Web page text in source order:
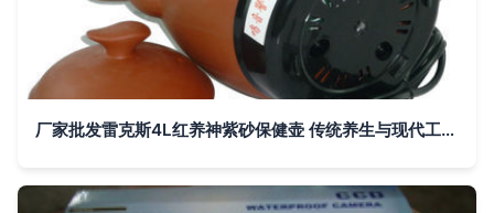
厂家批发雷克斯4L红养神紫砂保健壶 传统养生与现代工艺的完美融合